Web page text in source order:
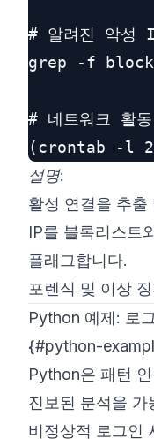
# 알려진 악성
grep -f
# 네트워크 활
설명:
활성 연결을 추출
IP를 블록리스트
플래그합니다.
포렌식 및 이상
Python 예제: 로
{#python-
Python은 패턴
진보된 분석을 가
비정상적 로그인